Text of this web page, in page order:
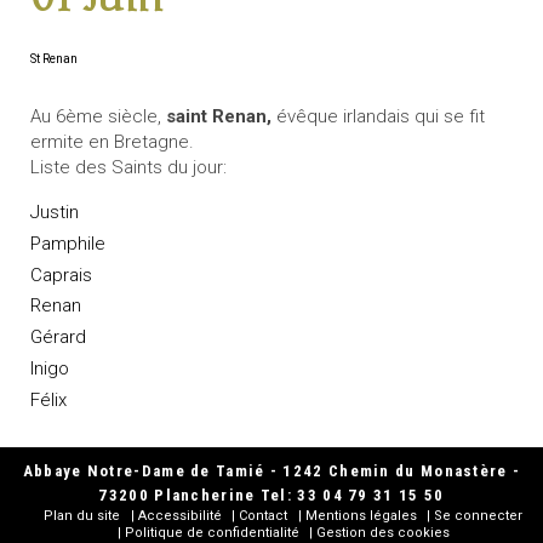
St Renan
Au 6ème siècle, saint Renan, évêque irlandais qui se fit
ermite en Bretagne.
Liste des Saints du jour:
Justin
Pamphile
Caprais
Renan
Gérard
Inigo
Félix
Abbaye Notre-Dame de Tamié - 1242 Chemin du Monastère -
73200 Plancherine Tel: 33 04 79 31 15 50
Plan du site Accessibilité Contact Mentions légales
Se connecter
Politique de confidentialité
Gestion des cookies